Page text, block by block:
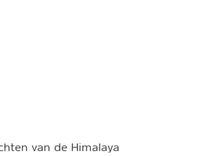
van de Himalaya